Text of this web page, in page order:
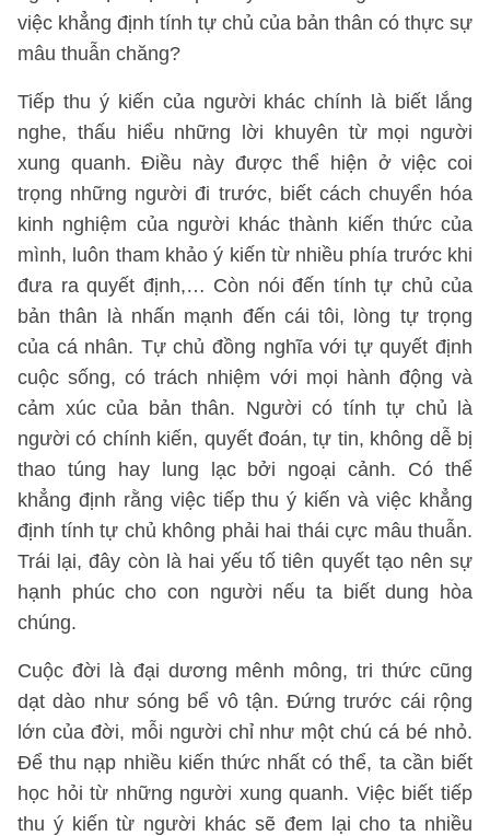
việc khẳng định tính tự chủ của bản thân có thực sự
mâu thuẫn chăng?
Tiếp thu ý kiến của người khác chính là biết lắng
nghe, thấu hiểu những lời khuyên từ mọi người
xung quanh. Điều này được thể hiện ở việc coi
trọng những người đi trước, biết cách chuyển hóa
kinh nghiệm của người khác thành kiến thức của
mình, luôn tham khảo ý kiến từ nhiều phía trước khi
đưa ra quyết định,… Còn nói đến tính tự chủ của
bản thân là nhấn mạnh đến cái tôi, lòng tự trọng
của cá nhân. Tự chủ đồng nghĩa với tự quyết định
cuộc sống, có trách nhiệm với mọi hành động và
cảm xúc của bản thân. Người có tính tự chủ là
người có chính kiến, quyết đoán, tự tin, không dễ bị
thao túng hay lung lạc bởi ngoại cảnh. Có thể
khẳng định rằng việc tiếp thu ý kiến và việc khẳng
định tính tự chủ không phải hai thái cực mâu thuẫn.
Trái lại, đây còn là hai yếu tố tiên quyết tạo nên sự
hạnh phúc cho con người nếu ta biết dung hòa
chúng.
Cuộc đời là đại dương mênh mông, tri thức cũng
dạt dào như sóng bể vô tận. Đứng trước cái rộng
lớn của đời, mỗi người chỉ như một chú cá bé nhỏ.
Để thu nạp nhiều kiến thức nhất có thể, ta cần biết
học hỏi từ những người xung quanh. Việc biết tiếp
thu ý kiến từ người khác sẽ đem lại cho ta nhiều